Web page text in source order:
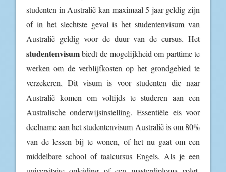
studenten in Australië kan maximaal 5 jaar geldig zijn
of in het slechtste geval is het studentenvisum van
Australië geldig voor de duur van de cursus. Het
studentenvisumbiedt de mogelijkheid om parttime te
werken om de verblijfkosten op het grondgebied te
verzekeren. Dit visum is voor studenten die naar
Australië komen om voltijds te studeren aan een
Australische onderwijsinstelling. Essentiële eis voor
deelname aan het studentenvisum Australië is om 80%
van de lessen bij te wonen, of het nu gaat om een
middelbare school of taalcursus Engels. Als je een